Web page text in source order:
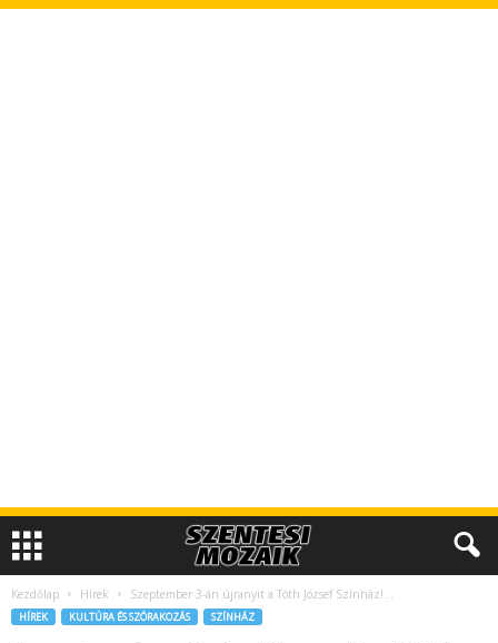
Kezdőlap Hírek Szeptember 3-án újranyit a Tóth József Színház!…
HÍREK KULTÚRA ÉS SZÓRAKOZÁS SZÍNHÁZ